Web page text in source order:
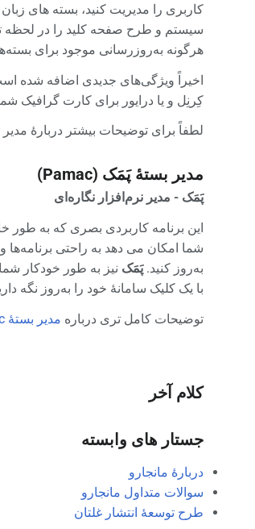
کاربری را مدیریت کنید، بسته های
سیستم و طرح صفحه کلید را در لحظه
هرگونه به‌روزرسانی موجود برای
اخیراً ویژگی‌های جدیدی اضافه شده
کِرنِل و یا درایور برای کارت گرافیک
لطفاً برای توضیحات بیشتر دربارهٔ مدیر
مدیر بستهٔ پَمَک (Pamac)
پَمَک - مدیر نرم‌افزار نگاره‌ای
این برنامه کاربردی بصری که به طور
شما امکان می دهد به راحتی
به‌روز کنید.پَمَک نیز به طور خودکار
با یک کلیک سامانهٔ خود را به‌روز نگه
توضیحات کامل تری درباره مدیر بستهٔ Pamac
کلام آخر
جستار های وابسته
دربارهٔ مانجارو
سوالات متداول مانجارو
طرح توسعهٔ انتشار غلتان